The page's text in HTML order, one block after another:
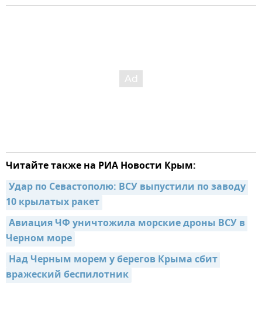
Читайте также на РИА Новости Крым:
Удар по Севастополю: ВСУ выпустили по заводу
10 крылатых ракет
Авиация ЧФ уничтожила морские дроны ВСУ в
Черном море
Над Черным морем у берегов Крыма сбит
вражеский беспилотник